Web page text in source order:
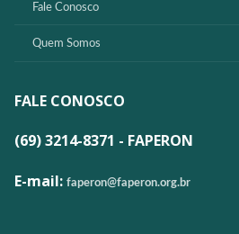
Fale Conosco
Quem Somos
FALE CONOSCO
(69) 3214-8371 - FAPERON
E-mail: faperon@faperon.org.br